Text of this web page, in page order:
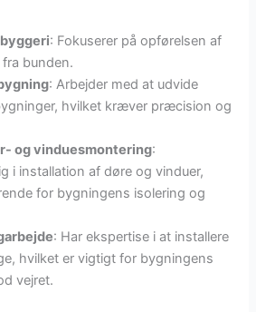
: Fokuserer på opførelsen af
bunden.
: Arbejder med at udvide
hvilket kræver præcision og
og vinduesmontering:
i installation af døre og vinduer,
for bygningens isolering og
: Har ekspertise i at installere
hvilket er vigtigt for bygningens
vejret.